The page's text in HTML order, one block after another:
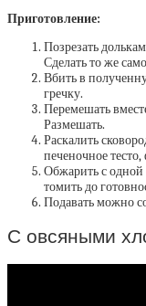
Приготовление:
Позрезать
Сделать то же
Вбить в
гречку.
Перемешать
Размешать.
Раскалить
печеночное
Обжарить с одной
томить до
Подавать можно
С овсяными